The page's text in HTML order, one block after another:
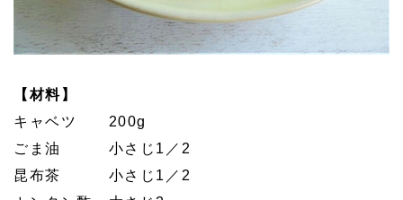
【材料】
キャベツ 200g
ごま油 小さじ1／2
昆布茶 小さじ1／2